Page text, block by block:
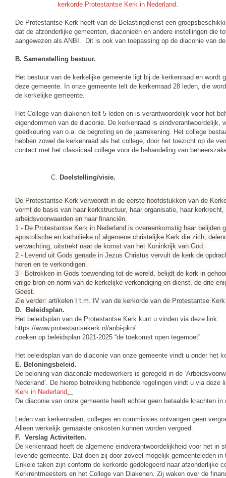
kerkorde Protestantse Kerk in Nederland.
De Protestantse Kerk heeft van de Belastingdienst een
dat de afzonderlijke gemeenten, diaconieën en andere instellingen die
aangewezen als ANBI. Dit is ook van toepassing op de diaconie van
B. Samenstelling bestuur.
Het bestuur van de kerkelijke gemeente ligt bij de kerkenraad en wordt
deze gemeente. In onze gemeente telt de kerkenraad 28 leden, die
de kerkelijke gemeente.
Het College van diakenen telt 5 leden en is verantwoordelijk voor het
eigendommen van de diaconie. De kerkenraad is eindverantwoordelijk,
goedkeuring van o.a. de begroting en de jaarrekening. Het college
hebben zowel de kerkenraad als het college, door het toezicht op de
contact met het classicaal college voor de behandeling van
Doelstelling/visie.
De Protestantse Kerk verwoordt in de eerste hoofdstukken van de
vormt de basis van haar kerkstructuur, haar organisatie, haar
arbeidsvoorwaarden en haar financiën.
1 - De Protestantse Kerk in Nederland is overeenkomstig haar belijden
apostolische en katholieke of algemene christelijke Kerk die zich,
verwachting, uitstrekt naar de komst van het Koninkrijk van God.
2 - Levend uit Gods genade in Jezus Christus vervult de kerk de
horen en te verkondigen.
3 - Betrokken in Gods toewending tot de wereld, belijdt de kerk in
enige bron en norm van de kerkelijke verkondiging en dienst, de drie-
Geest.
Zie verder: artikelen I t.m. IV van de kerkorde van de Protestantse Kerk
D. Beleidsplan.
Het beleidsplan van de Protestantse Kerk kunt u vinden via deze link:
https://www.protestantsekerk.nl/anbi-pkn/
zoeken op beleidsplan 2021-2025 “de toekomst open tegemoet”
Het beleidsplan van de diaconie van onze gemeente vindt u onder het
E. Beloningsbeleid.
De beloning van diaconale medewerkers is geregeld in de
Nederland’. De hierop betrekking hebbende regelingen vindt u via deze
Kerk in Nederland.
De diaconie van onze gemeente heeft echter geen betaalde krachten in
Leden van kerkenraden, colleges en commissies ontvangen geen
Alleen werkelijk gemaakte onkosten kunnen worden vergoed.
F. Verslag Activiteiten.
De kerkenraad heeft de algemene eindverantwoordelijkheid voor het in
levende gemeente. Dat doen zij door zoveel mogelijk gemeenteleden
Enkele taken zijn conform de kerkorde gedelegeerd naar afzonderlijke
Kerkrentmeesters en het College van Diakenen. Zij waken over de